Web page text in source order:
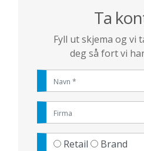
Ta
Fyll ut skjema og vi
deg så fort vi
Retail Brand